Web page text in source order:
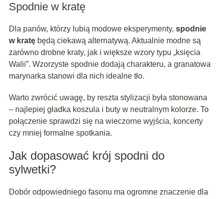
Spodnie w kratę
Dla panów, którzy lubią modowe eksperymenty, spodnie
w kratębędą ciekawą alternatywą. Aktualnie modne są
zarówno drobne kraty, jak i większe wzory typu „księcia
Walii”. Wzorzyste spodnie dodają charakteru, a granatowa
marynarka stanowi dla nich idealne tło.
Warto zwrócić uwagę, by reszta stylizacji była stonowana
– najlepiej gładka koszula i buty w neutralnym kolorze. To
połączenie sprawdzi się na wieczorne wyjścia, koncerty
czy mniej formalne spotkania.
Jak dopasować krój spodni do
sylwetki?
Dobór odpowiedniego fasonu ma ogromne znaczenie dla